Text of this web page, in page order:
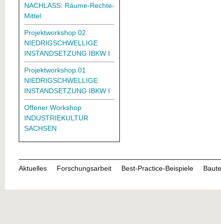
NACHLASS: Räume-Rechte-
Mittel
Projektworkshop 02
NIEDRIGSCHWELLIGE
INSTANDSETZUNG IBKW I
Projektworkshop 01
NIEDRIGSCHWELLIGE
INSTANDSETZUNG IBKW I
Offener Workshop
INDUSTRIEKULTUR
SACHSEN
Aktuelles Forschungsarbeit Best-Practice-Beispiele